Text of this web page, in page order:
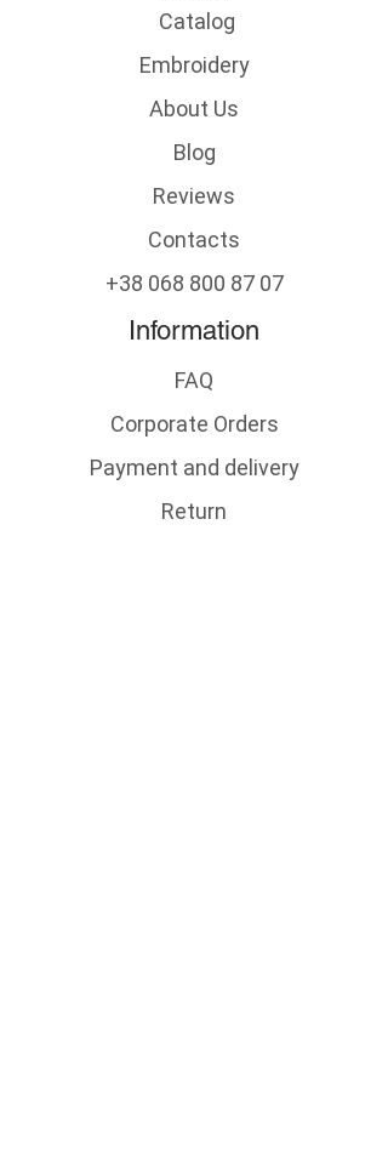
Catalog
Embroidery
About Us
Blog
Reviews
Contacts
+38 068 800 87 07
Information
FAQ
Corporate Orders
Payment and delivery
Return